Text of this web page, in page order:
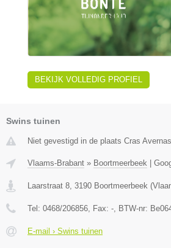
BEKIJK VOLLEDIG PROFIEL
Swins tuinen
Niet gevestigd in de plaats Cras
Vlaams-Brabant » Boortmeerbeek
Laarstraat 8, 3190 Boortmeerbeek (
Tel: 0468/206856, Fax: -, BTW-nr:
E-mail › Swins tuinen